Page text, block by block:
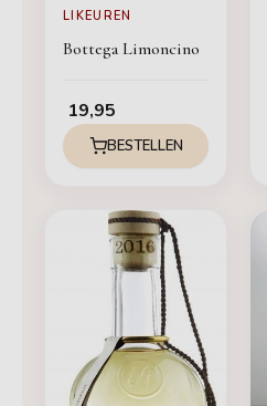
LIKEUREN
Bottega Limoncino
19,95
BESTELLEN